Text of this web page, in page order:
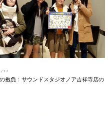
17
抱負：サウンドスタジオノア吉祥寺店の